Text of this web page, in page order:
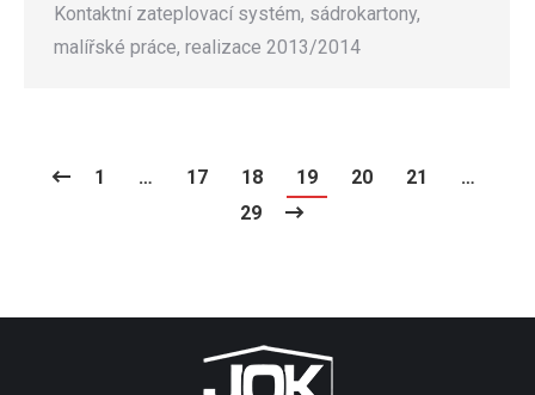
Kontaktní zateplovací systém, sádrokartony,
malířské práce, realizace 2013/2014
1 … 17 18 19 20 21
…
29